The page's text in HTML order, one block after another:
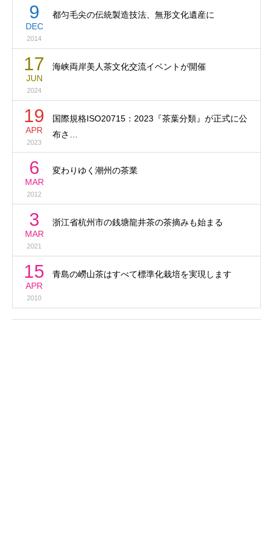
9
DEC
2014
都匀毛尖の伝統製造技法、無形文化遺産に
17
JUN
2024
海峡両岸美人茶文化交流イベントが開催
19
APR
2023
国際規格ISO20715：2023『茶葉分類』が正式に公
布さ…
6
MAR
2012
変わりゆく潮州の茶業
3
MAR
2021
浙江省杭州市の銭塘龍井茶の茶摘みも始まる
15
APR
2010
青島の嶗山茶はすべて標準化栽培を実現します